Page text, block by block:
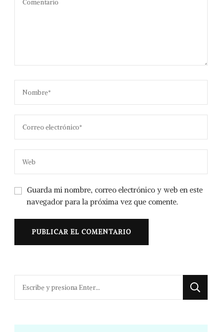
Guarda mi nombre, correo electrónico y web en este
navegador para la próxima vez que comente.